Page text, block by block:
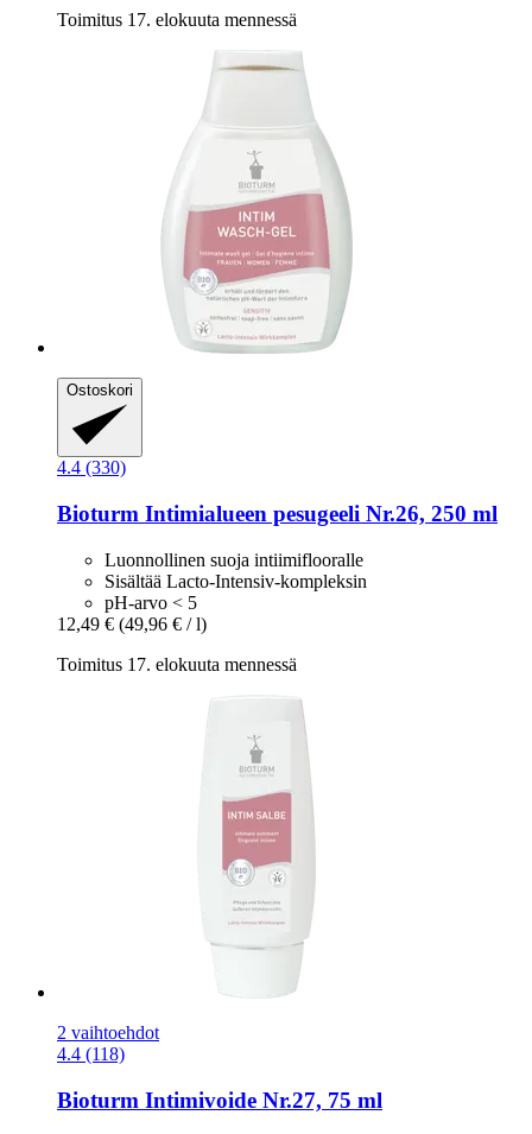
Toimitus 17. elokuuta mennessä
Ostoskori
4.4 (330)
Bioturm Intimialueen pesugeeli Nr.26, 250 ml
Luonnollinen suoja intiimiflooralle
Sisältää Lacto-Intensiv-kompleksin
pH-arvo < 5
12,49 € (49,96 € / l)
Toimitus 17. elokuuta mennessä
2 vaihtoehdot
4.4 (118)
Bioturm Intimivoide Nr.27, 75 ml